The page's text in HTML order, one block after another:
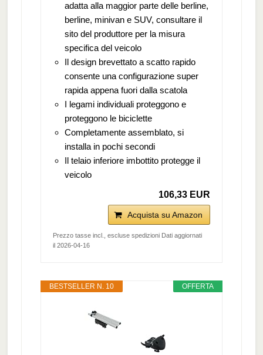
adatta alla maggior parte delle berline,
berline, minivan e SUV, consultare il
sito del produttore per la misura
specifica del veicolo
Il design brevettato a scatto rapido
consente una configurazione super
rapida appena fuori dalla scatola
I legami individuali proteggono e
proteggono le biciclette
Completamente assemblato, si
installa in pochi secondi
Il telaio inferiore imbottito protegge il
veicolo
106,33 EUR
Acquista su Amazon
Prezzo tasse incl., escluse spedizioni Dati aggiornati
il 2026-04-16
OFFERTA
BESTSELLER N. 10